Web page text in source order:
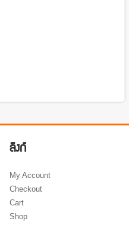
ลิงก์
My Account
Checkout
Cart
Shop